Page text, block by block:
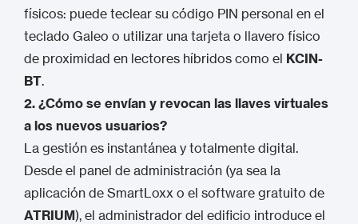
físicos: puede teclear su código PIN personal en el
teclado Galeo o utilizar una tarjeta o llavero físico
de proximidad en lectores híbridos como el KCIN-
BT.
2. ¿Cómo se envían y revocan las llaves virtuales
a los nuevos usuarios?
La gestión es instantánea y totalmente digital.
Desde el panel de administración (ya sea la
aplicación de SmartLoxx o el software gratuito de
ATRIUM), el administrador del edificio introduce el